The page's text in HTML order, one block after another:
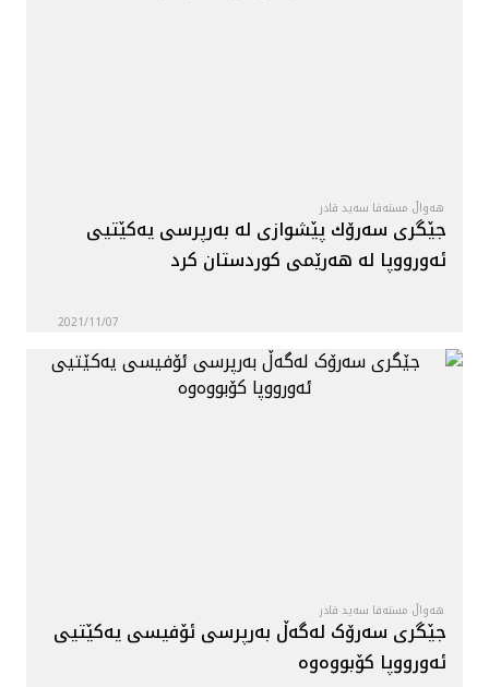
هەواڵ مستەفا سەید قادر
جێگرى سه‌رۆك پێشوازى لە بەرپرسی یەکێتيی
ئەورووپا لە هەرێمی کوردستان كرد
2021/11/07
هەواڵ مستەفا سەید قادر
جێگری سه‌رۆک له‌گه‌ڵ بەرپرسی ئۆفیسی یەکێتیی
ئەورووپا کۆبووه‌وه‌